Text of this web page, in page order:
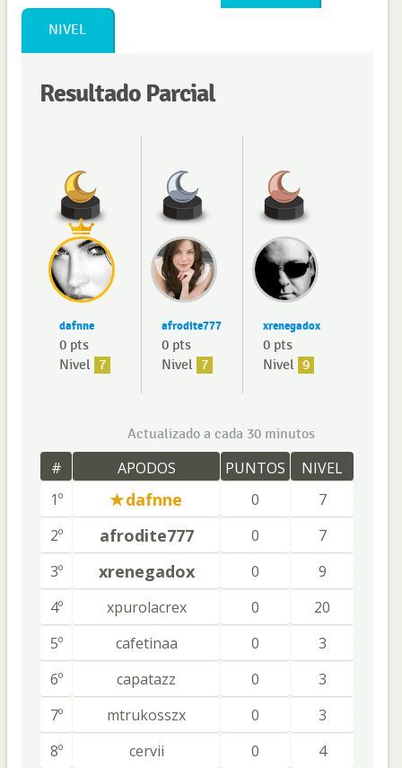
NIVEL
Resultado Parcial
dafnne
0 pts
Nivel 7
afrodite777
0 pts
Nivel 7
xrenegadox
0 pts
Nivel 9
Actualizado a cada 30 minutos
# APODOS PUNTOS
NIVEL
1º
dafnne 0
7
2º
afrodite777 0
7
3º
xrenegadox 0
9
4º
xpurolacrex 0
20
5º
cafetinaa 0
3
6º
capatazz 0
3
7º
mtrukosszx 0
3
8º
cervii 0 4